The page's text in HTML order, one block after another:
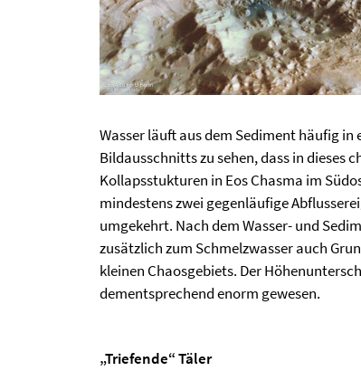
Wasser läuft aus dem Sediment häufig
Bildausschnitts zu sehen, dass in dieses
Kollapsstukturen in Eos Chasma im
mindestens zwei gegenläufige
umgekehrt. Nach dem Wasser- und
zusätzlich zum Schmelzwasser auch
kleinen Chaosgebiets. Der
dementsprechend enorm gewesen.
„Triefende“ Täler